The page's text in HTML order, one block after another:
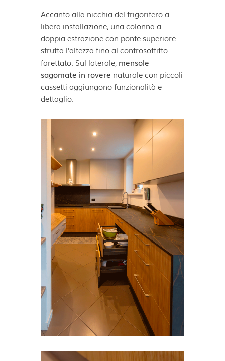
Accanto alla nicchia del frigorifero a
libera installazione, una colonna a
doppia estrazione con ponte superiore
sfrutta l’altezza fino al controsoffitto
farettato. Sul laterale, mensole
sagomate in rovere naturale con piccoli
cassetti aggiungono funzionalità e
dettaglio.